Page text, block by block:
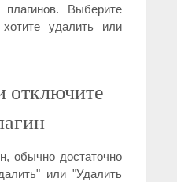
Выберите
удалить или
отключите
обычно достаточно
или "Удалить